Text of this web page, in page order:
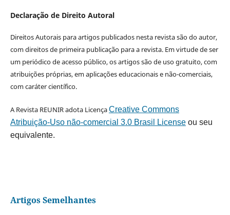
Declaração de Direito Autoral
Direitos Autorais para artigos publicados nesta revista são do autor,
com direitos de primeira publicação para a revista. Em virtude de ser
um periódico de acesso público, os artigos são de uso gratuito, com
atribuições próprias, em aplicações educacionais e não-comerciais,
com caráter científico.
A Revista REUNIR adota LicençaCreative Commons
Atribuição-Uso não-comercial 3.0 Brasil Licenseou seu
equivalente.
Artigos Semelhantes